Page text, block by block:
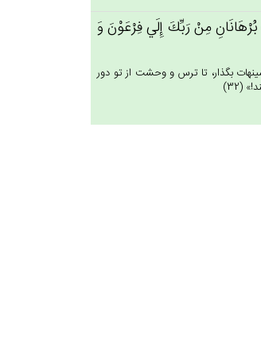
مِنْ‌ رَبِّك‌َ إِلَي‌ فِرْعَوْن‌َ وَ
بگذار، تا ترس و وحشت از تو دور
(32)